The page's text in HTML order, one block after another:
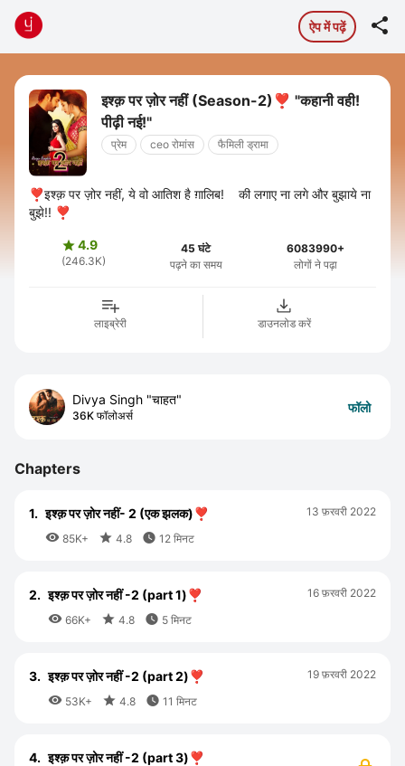
ऐप में पढ़ें 
इश्क़ पर ज़ोर नहीं (Season-2)❣️ "कहानी वही!
पीढ़ी नई!"
प्रेम ceo रोमांस फैमिली ड्रामा
❣️इश्क़ पर ज़ोर नहीं, ये वो आतिश है ग़ालिब! की लगाए ना लगे और बुझाये ना
बुझे!! ❣️
4.9
(246.3K)
45 घंटे
पढ़ने का समय
6083990+
लोगों ने पढ़ा
लाइब्रेरी डाउनलोड करें
Divya Singh "चाहत"
36K फॉलोअर्स
फॉलो
Chapters
1. इश्क़ पर ज़ोर नहीं- 2 (एक झलक)❣️
 85K+  4.8  12 मिनट
13 फ़रवरी 2022
2. इश्क़ पर ज़ोर नहीं -2 (part 1)❣️
 66K+  4.8  5 मिनट
16 फ़रवरी 2022
3. इश्क़ पर ज़ोर नहीं -2 (part 2)❣️
 53K+  4.8  11 मिनट
19 फ़रवरी 2022
4. इश्क़ पर ज़ोर नहीं -2 (part 3)❣️